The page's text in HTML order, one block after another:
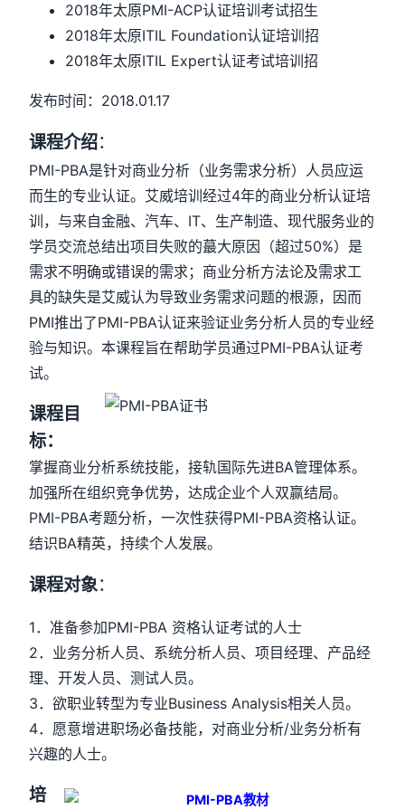
2018年太原PMI-ACP认证培训考试招生
2018年太原ITIL Foundation认证培训招
2018年太原ITIL Expert认证考试培训招
发布时间：2018.01.17
课程介绍：
PMI-PBA是针对商业分析（业务需求分析）人员应运
而生的专业认证。艾威培训经过4年的商业分析认证培
训，与来自金融、汽车、IT、生产制造、现代服务业的
学员交流总结出项目失败的蕞大原因（超过50%）是
需求不明确或错误的需求；商业分析方法论及需求工
具的缺失是艾威认为导致业务需求问题的根源，因而
PMI推出了PMI-PBA认证来验证业务分析人员的专业经
验与知识。本课程旨在帮助学员通过PMI-PBA认证考
试。
课程目
标：
掌握商业分析系统技能，接轨国际先进BA管理体系。
加强所在组织竞争优势，达成企业个人双赢结局。
PMI-PBA考题分析，一次性获得PMI-PBA资格认证。
结识BA精英，持续个人发展。
课程对象：
1．准备参加PMI-PBA 资格认证考试的人士
2．业务分析人员、系统分析人员、项目经理、产品经
理、开发人员、测试人员。
3．欲职业转型为专业Business Analysis相关人员。
4．愿意增进职场必备技能，对商业分析/业务分析有
兴趣的人士。
培